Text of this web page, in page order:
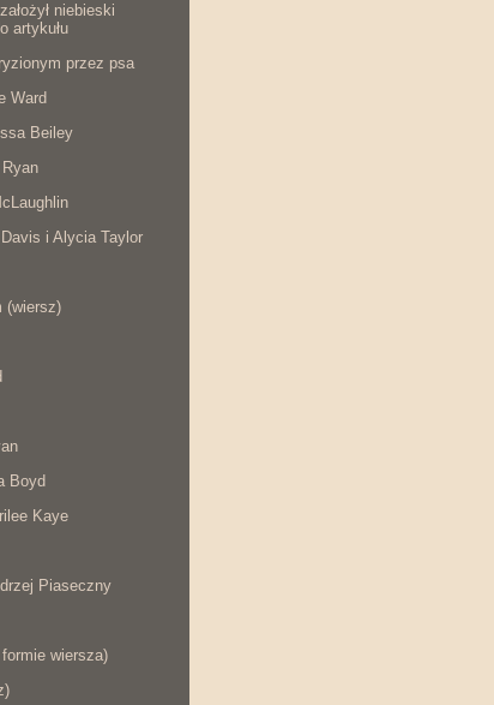
niebieski
artykułu
przez psa
Ward
Beiley
i Alycia Taylor
(wiersz)
Boyd
Kaye
Piaseczny
wiersza)